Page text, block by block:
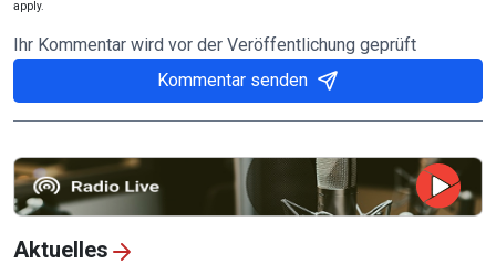
apply.
Ihr Kommentar wird vor der Veröffentlichung geprüft
Kommentar senden
Aktuelles